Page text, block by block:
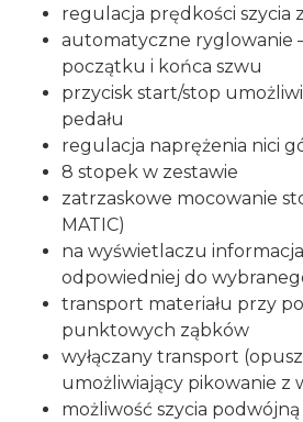
regulacja prędkości szycia
automatyczne ryglowanie
początku i końca szwu
przycisk start/stop
pedału
regulacja naprężenia nici
8 stopek w zestawie
zatrzaskowe mocowanie
MATIC)
na wyświetlaczu
odpowiedniej do
transport materiału przy
punktowych ząbków
wyłączany transport
umożliwiający pikowanie z
możliwość szycia podwójną